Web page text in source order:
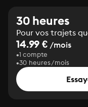
30 heures
Pour vos trajets
14.99 € /mois
1 compte
30 heures/mois